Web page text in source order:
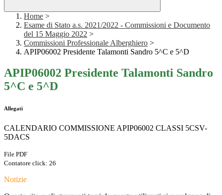
Home >
Esame di Stato a.s. 2021/2022 - Commissioni e Documento
del 15 Maggio 2022 >
Commissioni Professionale Alberghiero >
APIP06002 Presidente Talamonti Sandro 5^C e 5^D
APIP06002 Presidente Talamonti Sandro
5^C e 5^D
Allegati
CALENDARIO COMMISSIONE APIP06002 CLASSI 5CSV-
5DACS
File PDF
Contatore click: 26
Notizie